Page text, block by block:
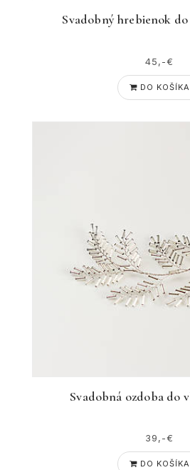
Svadobný hrebienok
45,-€
DO KOŠÍKA
Svadobná ozdoba do
39,-€
DO KOŠÍKA